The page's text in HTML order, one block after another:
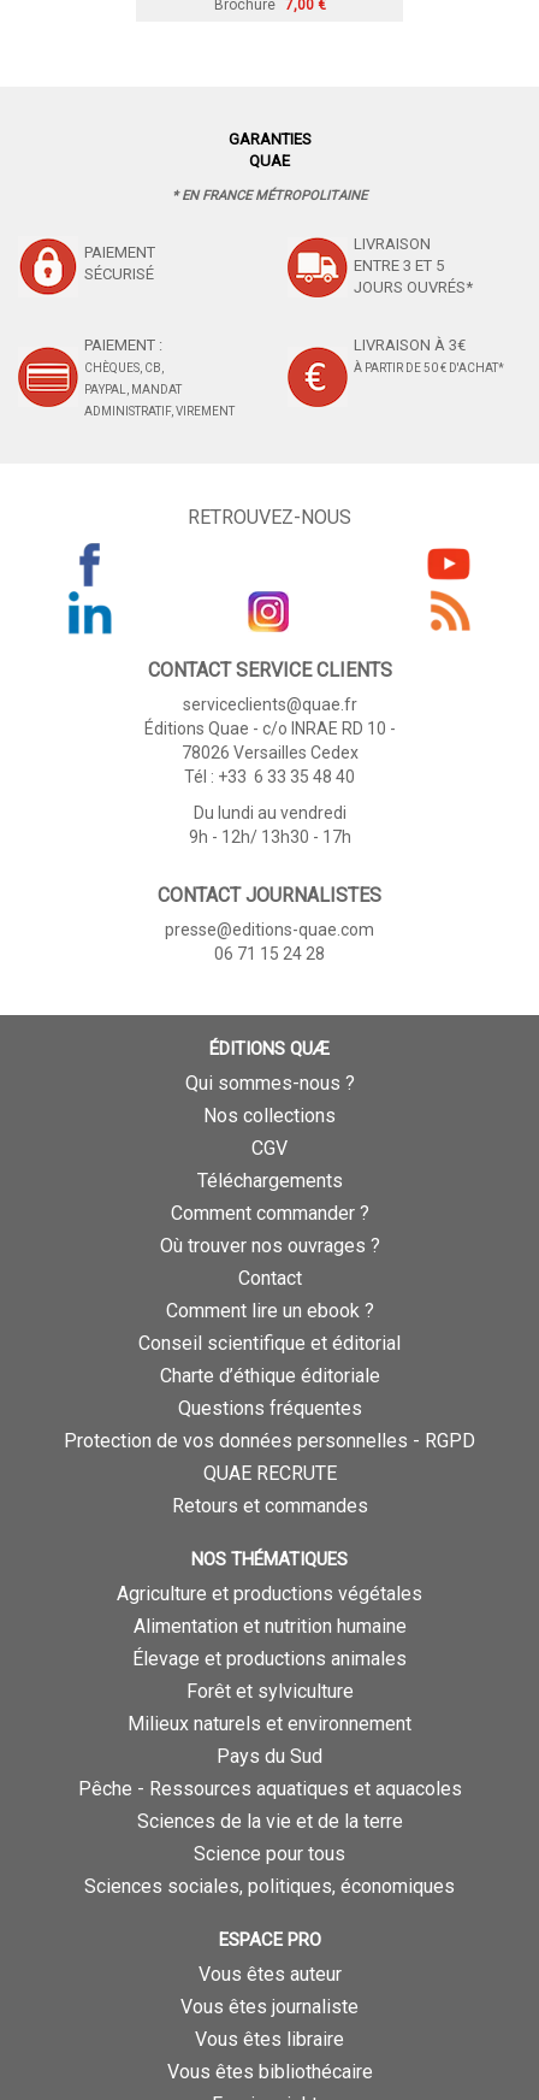
Brochure 7,00 €
GARANTIES
QUAE
* EN FRANCE MÉTROPOLITAINE
PAIEMENT
SÉCURISÉ
LIVRAISON
ENTRE 3 ET 5
JOURS OUVRÉS*
PAIEMENT :
CHÈQUES, CB,
PAYPAL, MANDAT
ADMINISTRATIF, VIREMENT
LIVRAISON À 3€
À PARTIR DE 50 € D'ACHAT*
RETROUVEZ-NOUS
CONTACT SERVICE CLIENTS
serviceclients@quae.fr
Éditions Quae - c/o INRAE RD 10 -
78026 Versailles Cedex
Tél : +33 6 33 35 48 40
Du lundi au vendredi
9h - 12h/ 13h30 - 17h
CONTACT JOURNALISTES
presse@editions-quae.com
06 71 15 24 28
ÉDITIONS QUÆ
Qui sommes-nous ?
Nos collections
CGV
Téléchargements
Comment commander ?
Où trouver nos ouvrages ?
Contact
Comment lire un ebook ?
Conseil scientifique et éditorial
Charte d’éthique éditoriale
Questions fréquentes
Protection de vos données personnelles - RGPD
QUAE RECRUTE
Retours et commandes
NOS THÉMATIQUES
Agriculture et productions végétales
Alimentation et nutrition humaine
Élevage et productions animales
Forêt et sylviculture
Milieux naturels et environnement
Pays du Sud
Pêche - Ressources aquatiques et aquacoles
Sciences de la vie et de la terre
Science pour tous
Sciences sociales, politiques, économiques
ESPACE PRO
Vous êtes auteur
Vous êtes journaliste
Vous êtes libraire
Vous êtes bibliothécaire